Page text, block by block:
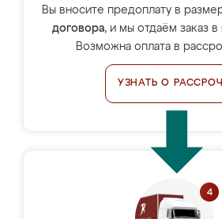
Вы вносите предоплату в
договора, и мы отдаём заказ в
Возможна оплата в
УЗНАТЬ О